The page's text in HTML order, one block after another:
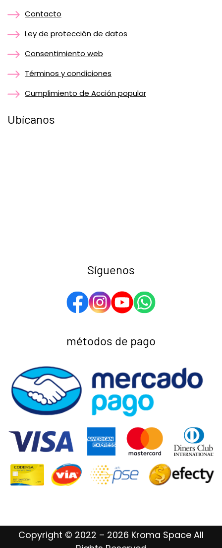
Contacto
Ley de protección de datos
Consentimiento web
Términos y condiciones
Cumplimiento de Acción popular
Ubícanos
Síguenos
métodos de pago
Copyright © 2022 – 2026 Kroma Space All